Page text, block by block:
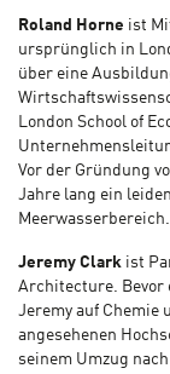
Roland Horne ist
ursprünglich in
über eine
London School of
Vor der Gründung
Jahre lang ein
Meerwasserbereich.
Jeremy Clark ist
Architecture. Bevor
Jeremy auf Chemie
angesehenen
seinem Umzug